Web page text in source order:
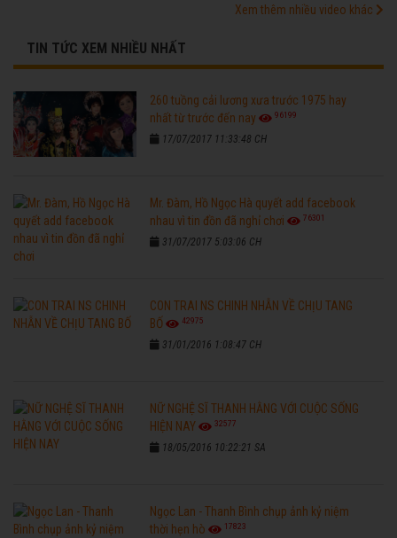
Xem thêm nhiều video khác
TIN TỨC XEM NHIỀU NHẤT
260 tuồng cải lương xưa trước 1975 hay
nhất từ trước đến nay
96199
17/07/2017 11:33:48 CH
Mr. Đàm, Hồ Ngọc Hà quyết add facebook
nhau vì tin đồn đã nghỉ chơi
76301
31/07/2017 5:03:06 CH
CON TRAI NS CHINH NHẪN VỀ CHỊU TANG
BỐ
42975
31/01/2016 1:08:47 CH
NỮ NGHỆ SĨ THANH HẰNG VỚI CUỘC SỐNG
HIỆN NAY
32577
18/05/2016 10:22:21 SA
Ngọc Lan - Thanh Bình chụp ảnh kỷ niệm
thời hẹn hò
17823